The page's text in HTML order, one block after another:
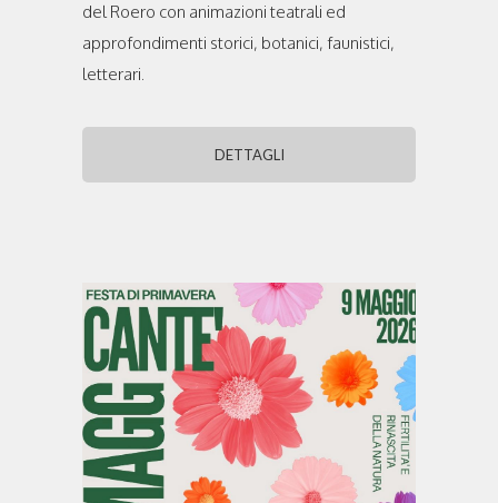
del Roero con animazioni teatrali ed
approfondimenti storici, botanici, faunistici,
letterari.
DETTAGLI